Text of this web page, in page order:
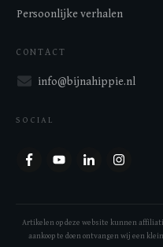
Persoonlijke verhalen
CONTACT
info@bijnahippie.nl
SOCIAL
Artikelen op deze website kunnen
aankoop te doen ontvangen wij een